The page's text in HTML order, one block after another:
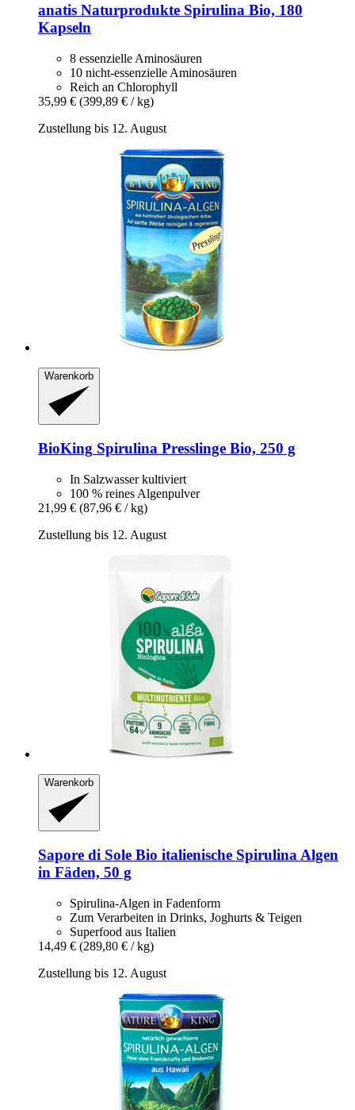
anatis Naturprodukte Spirulina Bio, 180
Kapseln
8 essenzielle Aminosäuren
10 nicht-essenzielle Aminosäuren
Reich an Chlorophyll
35,99 € (399,89 € / kg)
Zustellung bis 12. August
Warenkorb
BioKing Spirulina Presslinge Bio, 250 g
In Salzwasser kultiviert
100 % reines Algenpulver
21,99 € (87,96 € / kg)
Zustellung bis 12. August
Warenkorb
Sapore di Sole Bio italienische Spirulina Algen
in Fäden, 50 g
Spirulina-Algen in Fadenform
Zum Verarbeiten in Drinks, Joghurts & Teigen
Superfood aus Italien
14,49 € (289,80 € / kg)
Zustellung bis 12. August